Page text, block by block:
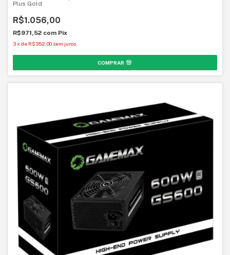
Plus Gold
R$1.056,00
R$971,52 com Pix
3x de R$352,00 sem juros